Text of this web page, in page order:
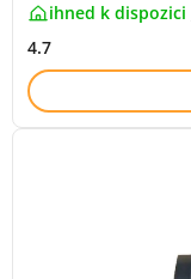
ihned k dispozici
4.7